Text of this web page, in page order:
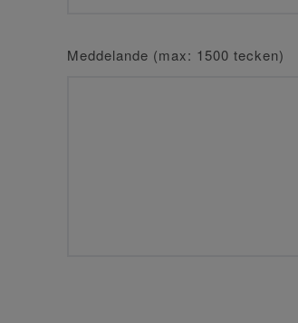
Meddelande (max: 1500 tecken)